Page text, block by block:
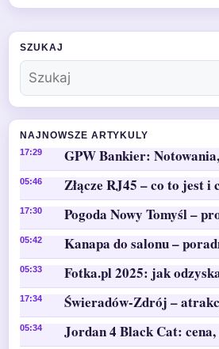
SZUKAJ
NAJNOWSZE ARTYKULY
17:29 GPW Bankier:
05:46 Złącze RJ45 – co to jest
17:30 Pogoda Nowy Tomyśl –
05:42 Kanapa do salonu –
05:33 Fotka.pl 2025: jak
17:34 Świeradów-Zdrój –
05:34 Jordan 4 Black Cat: